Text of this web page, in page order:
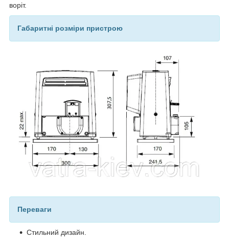
воріт.
Габаритні розміри пристрою
Переваги
Стильний дизайн.